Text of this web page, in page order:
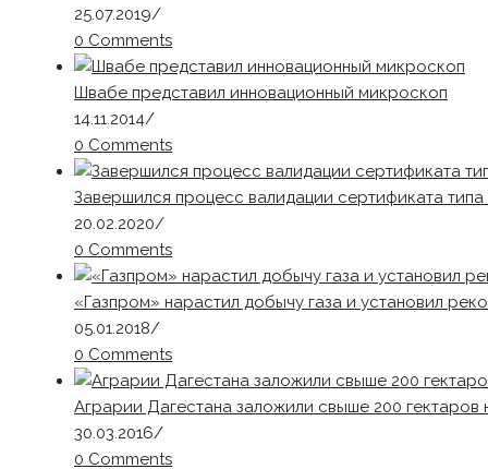
25.07.2019/
0 Comments
Швабе представил инновационный микроскоп
14.11.2014/
0 Comments
Завершился процесс валидации сертификата
20.02.2020/
0 Comments
«Газпром» нарастил добычу газа и установил
05.01.2018/
0 Comments
Аграрии Дагестана заложили свыше 200 гектаров
30.03.2016/
0 Comments